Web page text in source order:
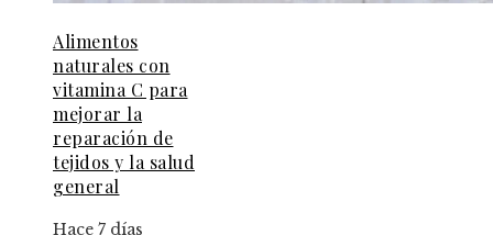
Alimentos
naturales con
vitamina C para
mejorar la
reparación de
tejidos y la salud
general
Hace 7 días